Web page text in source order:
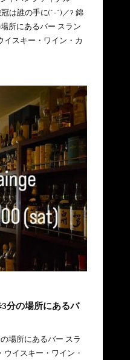
は誰の手に(^-^)／? 錦
所にあるバー スラン
イスキー・ワイン・カ
分の場所にあるバ
場所にあるバー スラ
ウイスキー・ワイン・